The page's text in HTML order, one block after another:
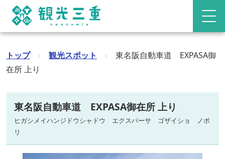
トップ › 観光スポット ›
東名阪自動車道 EXPASA御
在所 上り
東名阪自動車道 EXPASA御在所 上り
ヒガシメイハンジドウシャドウ エクスパーサ ゴザイショ ノボ
リ